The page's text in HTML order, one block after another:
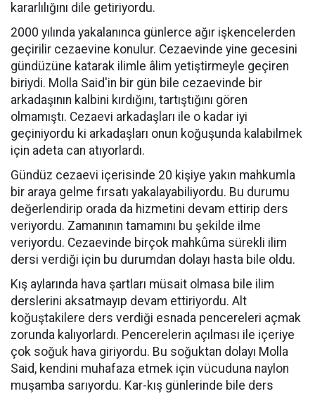
kararlılığını dile getiriyordu.
2000 yılında yakalanınca günlerce ağır işkencelerden
geçirilir cezaevine konulur. Cezaevinde yine gecesini
gündüzüne katarak ilimle âlim yetiştirmeyle geçiren
biriydi. Molla Said'in bir gün bile cezaevinde bir
arkadaşının kalbini kırdığını, tartıştığını gören
olmamıştı. Cezaevi arkadaşları ile o kadar iyi
geçiniyordu ki arkadaşları onun koğuşunda kalabilmek
için adeta can atıyorlardı.
Gündüz cezaevi içerisinde 20 kişiye yakın mahkumla
bir araya gelme fırsatı yakalayabiliyordu. Bu durumu
değerlendirip orada da hizmetini devam ettirip ders
veriyordu. Zamanının tamamını bu şekilde ilme
veriyordu. Cezaevinde birçok mahkûma sürekli ilim
dersi verdiği için bu durumdan dolayı hasta bile oldu.
Kış aylarında hava şartları müsait olmasa bile ilim
derslerini aksatmayıp devam ettiriyordu. Alt
koğuştakilere ders verdiği esnada pencereleri açmak
zorunda kalıyorlardı. Pencerelerin açılması ile içeriye
çok soğuk hava giriyordu. Bu soğuktan dolayı Molla
Said, kendini muhafaza etmek için vücuduna naylon
muşamba sarıyordu. Kar-kış günlerinde bile ders